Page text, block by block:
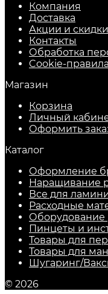
Компания
Доставка
Акции и скидки
Контакты
Обработка
Cookie-правила
Магазин
Корзина
Личный
Оформить
Каталог
Оформление
Наращивание
Все для
Расходные
Оборудование
Пинцеты и
Товары для
Товары для
Шугаринг/
© 2026